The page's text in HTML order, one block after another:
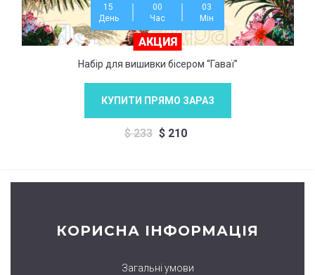
15
День
00
Час
03
Мiн
АКЦИЯ
Набір для вишивки бісером “Гаваї”
КУПИТИ ПРЯМО ЗАРАЗ
$233 $ 210
КОРИСНА ІНФОРМАЦІЯ
Загальні умови